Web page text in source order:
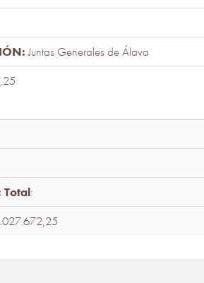
Juntas Generales de Álava
Total: